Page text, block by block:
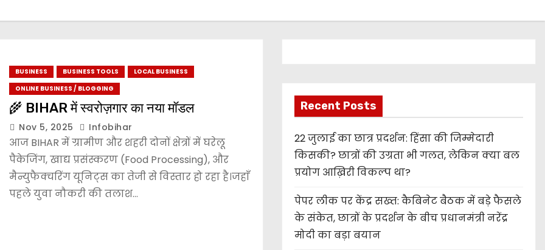
BUSINESS BUSINESS TOOLS
LOCAL BUSINESS
ONLINE BUSINESS / BLOGGING
🌾 BIHAR में स्वरोज़गार का नया मॉडल
Nov 5, 2025 Infobihar
आज BIHAR में ग्रामीण और शहरी दोनों क्षेत्रों में घरेलू
पैकेजिंग, खाद्य प्रसंस्करण (Food Processing), और
मैन्युफैक्चरिंग यूनिट्स का तेजी से विस्तार हो रहा है।जहाँ
पहले युवा नौकरी की तलाश…
Recent Posts
22 जुलाई का छात्र प्रदर्शन: हिंसा की जिम्मेदारी
किसकी? छात्रों की उग्रता भी गलत, लेकिन क्या बल
प्रयोग आख़िरी विकल्प था?
पेपर लीक पर केंद्र सख्त: कैबिनेट बैठक में बड़े फैसले
के संकेत, छात्रों के प्रदर्शन के बीच प्रधानमंत्री नरेंद्र
मोदी का बड़ा बयान